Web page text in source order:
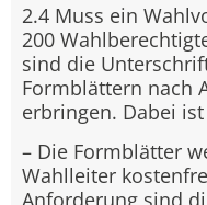
2.4 Muss ein
200
sind die
Formblättern nach
erbringen. Dabei
– Die Formblätter
Wahlleiter
Anforderung sind